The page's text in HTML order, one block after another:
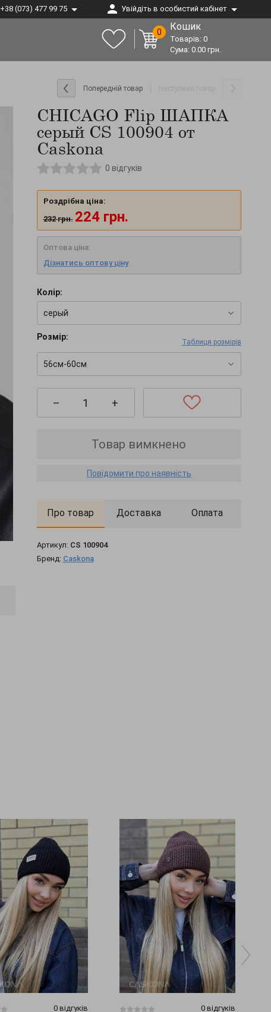
+38 (073) 477 99 75 Увійдіть в особистий кабінет
0 Кошик
Товарів: 0
Сума: 0.00 грн.
Попередній товар
CHICAGO Flip ШАПКА
серый CS 100904 от
Caskona
0 відгуків
Роздрібна ціна:
232 грн. 224 грн.
Оптова ціна:
Дізнатись оптову ціну
Колір:
серый
Розмір:
Таблиця розмірів
56см-60см
– +
Товар вимкнено
Повідомити про наявність
Про товар Доставка Оплата
Артикул: CS 100904
Бренд: Caskona
0 відгуків 0 відгуків